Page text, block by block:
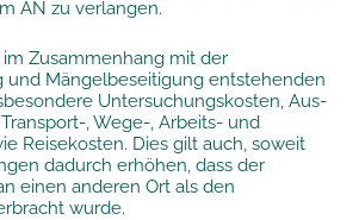
AN zu verlangen.
Zusammenhang mit der
und Mängelbeseitigung entstehenden
Untersuchungskosten, Aus-
, Wege-, Arbeits- und
Reisekosten. Dies gilt auch, soweit
dadurch erhöhen, dass der
einen anderen Ort als den
wurde.